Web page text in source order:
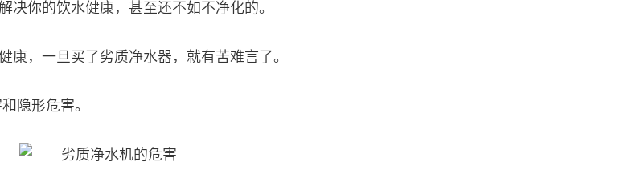
你的饮水健康，甚至还不如不净化的。
，一旦买了劣质净水器，就有苦难言了。
隐形危害。